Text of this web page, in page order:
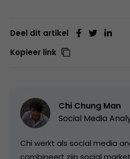
Deel dit artikel
Kopieer link
Chi Chung Man
Social Media
Chi werkt als social media
combineert zijn social